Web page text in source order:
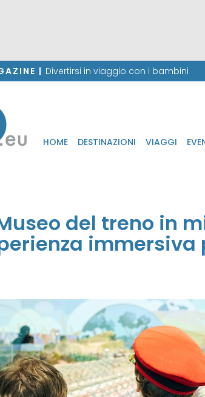
| Divertirsi in viaggio con i bambini
HOME DESTINAZIONI VIAGGI
Museo del treno in